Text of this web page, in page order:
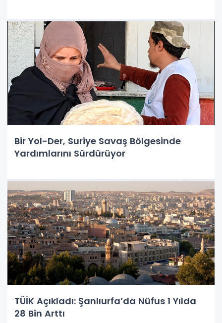
Bir Yol-Der, Suriye Savaş Bölgesinde
Yardımlarını Sürdürüyor
TÜİK Açıkladı: Şanlıurfa’da Nüfus 1 Yılda
28 Bin Arttı